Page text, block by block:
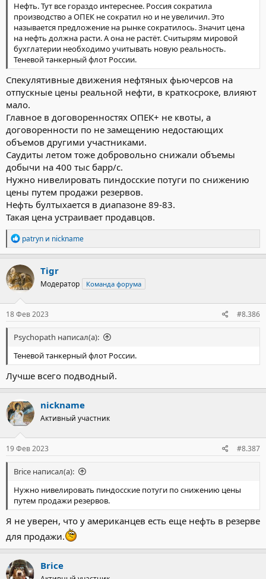
Нефть. Тут все гораздо интереснее. Россия сократила
производство а ОПЕК не сократил но и не увеличил. Это
называется предложение на рынке сократилось. Значит цена
на нефть должна расти. А она не растёт. Считырям мировой
бухглатерии необходимо учитывать новую реальность.
Теневой танкерный флот России.
Спекулятивные движения нефтяных фьючерсов на
отпускные цены реальной нефти, в краткосроке, влияют
мало.
Главное в договоренностях ОПЕК+ не квоты, а
договоренности по не замещению недостающих
объемов другими участниками.
Саудиты летом тоже добровольно снижали объемы
добычи на 400 тыс барр/с.
Нужно нивелировать пиндосские потуги по снижению
цены путем продажи резервов.
Нефть бултыхается в диапазоне 89-83.
Такая цена устраивает продавцов.
Р
е
а
к
ц
и
:
patryn и nickname
Tigr
Модератор Команда форума
18 Фев 2023 #8.386
Psychopath написал(а):
Теневой танкерный флот России.
Лучше всего подводный.
nickname
Активный участник
19 Фев 2023 #8.387
Brice написал(а):
Нужно нивелировать пиндосские потуги по снижению цены
путем продажи резервов.
Я не уверен, что у американцев есть еще нефть в резерве
для продажи.
Brice